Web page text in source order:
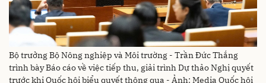
Bộ trưởng Bộ Nông nghiệp và Môi trường - Trần Đức Thắng
trình bày Báo cáo về việc tiếp thu, giải trình Dự thảo Nghị quyết
trước khi Quốc hội biểu quyết thông qua - Ảnh: Media Quốc hội